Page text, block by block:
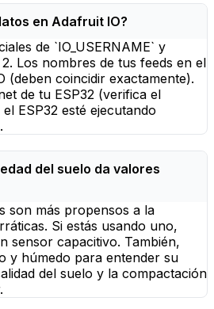
en Adafruit IO?
de `IO_USERNAME` y
2. Los nombres de tus feeds en el
(deben coincidir exactamente).
de tu ESP32 (verifica el
ESP32 esté ejecutando
del suelo da valores
son más propensos a la
Si estás usando uno,
sensor capacitivo. También,
y húmedo para entender su
del suelo y la compactación